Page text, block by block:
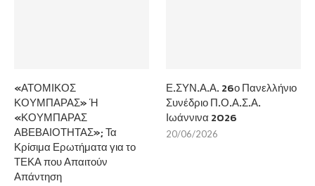
«ΑΤΟΜΙΚΟΣ
ΚΟΥΜΠΑΡΑΣ» Ή
«ΚΟΥΜΠΑΡΑΣ
ΑΒΕΒΑΙΟΤΗΤΑΣ»; Τα
Κρίσιμα Ερωτήματα για το
ΤΕΚΑ που Απαιτούν
Απάντηση
Ε.ΣΥΝ.Α.Α. 26ο Πανελλήνιο
Συνέδριο Π.Ο.Α.Σ.Α.
Ιωάννινα 2026
20/06/2026